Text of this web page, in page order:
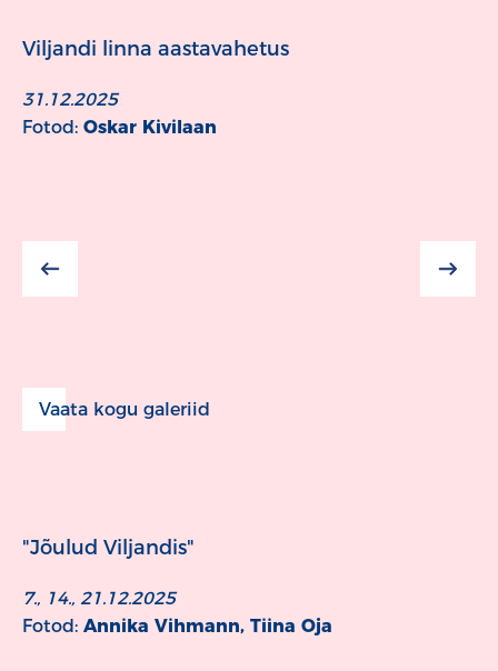
Viljandi linna aastavahetus
31.12.2025
Fotod: Oskar Kivilaan
Vaata kogu galeriid
"Jõulud Viljandis"
7., 14., 21.12.2025
Fotod: Annika Vihmann, Tiina Oja